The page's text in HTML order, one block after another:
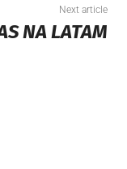
Next article
NA LATAM